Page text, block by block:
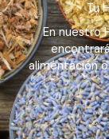
Tu
En nuestro
alimentación